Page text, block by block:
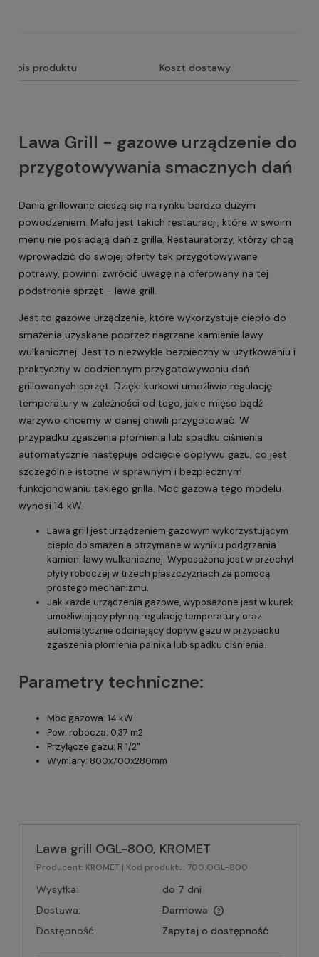
Opis produktu Koszt dostawy
Lawa Grill - gazowe urządzenie do
przygotowywania smacznych dań
Dania grillowane cieszą się na rynku bardzo dużym
powodzeniem. Mało jest takich restauracji, które w swoim
menu nie posiadają dań z grilla. Restauratorzy, którzy chcą
wprowadzić do swojej oferty tak przygotowywane
potrawy, powinni zwrócić uwagę na oferowany na tej
podstronie sprzęt - lawa grill.
Jest to gazowe urządzenie, które wykorzystuje ciepło do
smażenia uzyskane poprzez nagrzane kamienie lawy
wulkanicznej. Jest to niezwykle bezpieczny w użytkowaniu i
praktyczny w codziennym przygotowywaniu dań
grillowanych sprzęt. Dzięki kurkowi umożliwia regulację
temperatury w zależności od tego, jakie mięso bądź
warzywo chcemy w danej chwili przygotować. W
przypadku zgaszenia płomienia lub spadku ciśnienia
automatycznie następuje odcięcie dopływu gazu, co jest
szczególnie istotne w sprawnym i bezpiecznym
funkcjonowaniu takiego grilla. Moc gazowa tego modelu
wynosi 14 kW.
Lawa grill jest urządzeniem gazowym wykorzystującym
ciepło do smażenia otrzymane w wyniku podgrzania
kamieni lawy wulkanicznej. Wyposażona jest w przechył
płyty roboczej w trzech płaszczyznach za pomocą
prostego mechanizmu.
Jak każde urządzenia gazowe, wyposażone jest w kurek
umożliwiający płynną regulację temperatury oraz
automatycznie odcinający dopływ gazu w przypadku
zgaszenia płomienia palnika lub spadku ciśnienia.
Parametry techniczne:
Moc gazowa: 14 kW
Pow. robocza: 0,37 m2
Przyłącze gazu: R 1/2"
Wymiary: 800x700x280mm
Lawa grill OGL-800, KROMET
Producent: KROMET | Kod produktu: 700.OGL-800
Wysyłka:
do 7 dni
Dostawa:
Darmowa
Dostępność:
Zapytaj o dostępność